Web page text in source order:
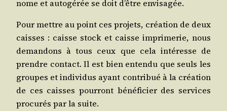
nome et auto­gé­rée se doit d’être envi­sa­gée.
Pour mettre au point ces pro­jets, créa­tion de deux
caisses : caisse stock et caisse impri­me­rie, nous
deman­dons à tous ceux que cela inté­resse de
prendre contact. Il est bien enten­du que seuls les
groupes et indi­vi­dus ayant contri­bué à la créa­tion
de ces caisses pour­ront béné­fi­cier des ser­vices
pro­cu­rés par la suite.